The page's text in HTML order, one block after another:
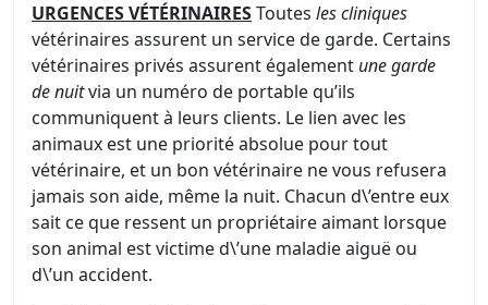
URGENCES VÉTÉRINAIRESToutes les cliniques
vétérinaires assurent un service de garde. Certains
vétérinaires privés assurent également une garde
de nuitvia un numéro de portable qu’ils
communiquent à leurs clients. Le lien avec les
animaux est une priorité absolue pour tout
vétérinaire, et un bon vétérinaire ne vous refusera
jamais son aide, même la nuit. Chacun d\’entre eux
sait ce que ressent un propriétaire aimant lorsque
son animal est victime d\’une maladie aiguë ou
d\’un accident.